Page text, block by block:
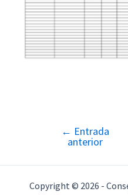
Navegación
entradas
← Entrada
anterior
Copyright © 2026 -